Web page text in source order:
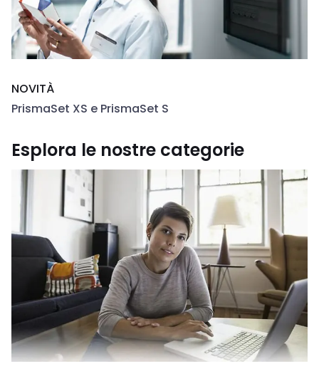
NOVITÀ
PrismaSet XS e PrismaSet S
Esplora le nostre categorie